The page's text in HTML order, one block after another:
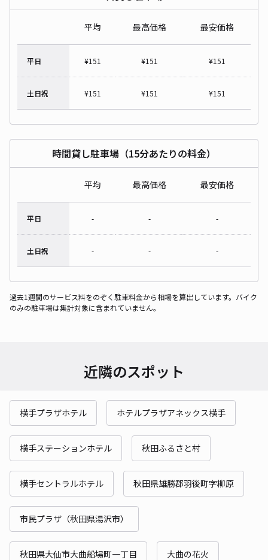
平均 最高価格 最安価格
平日 ¥151 ¥151 ¥151
土日祝 ¥151 ¥151 ¥151
時間貸し駐車場（15分あたりの料金）
平均 最高価格 最安価格
平日 - - -
土日祝 - - -
過去1週間のサービス料をのぞく駐車料金から相場を算出しています。バイク
のみの駐車場は集計対象に含まれていません。
近隣のスポット
横手プラザホテル ホテルプラザアネックス横手
横手ステーションホテル 秋田ふるさと村
横手セントラルホテル 秋田県雄勝郡羽後町字柳原
市民プラザ（秋田県湯沢市）
秋田県大仙市大曲船場町一丁目 大曲の花火